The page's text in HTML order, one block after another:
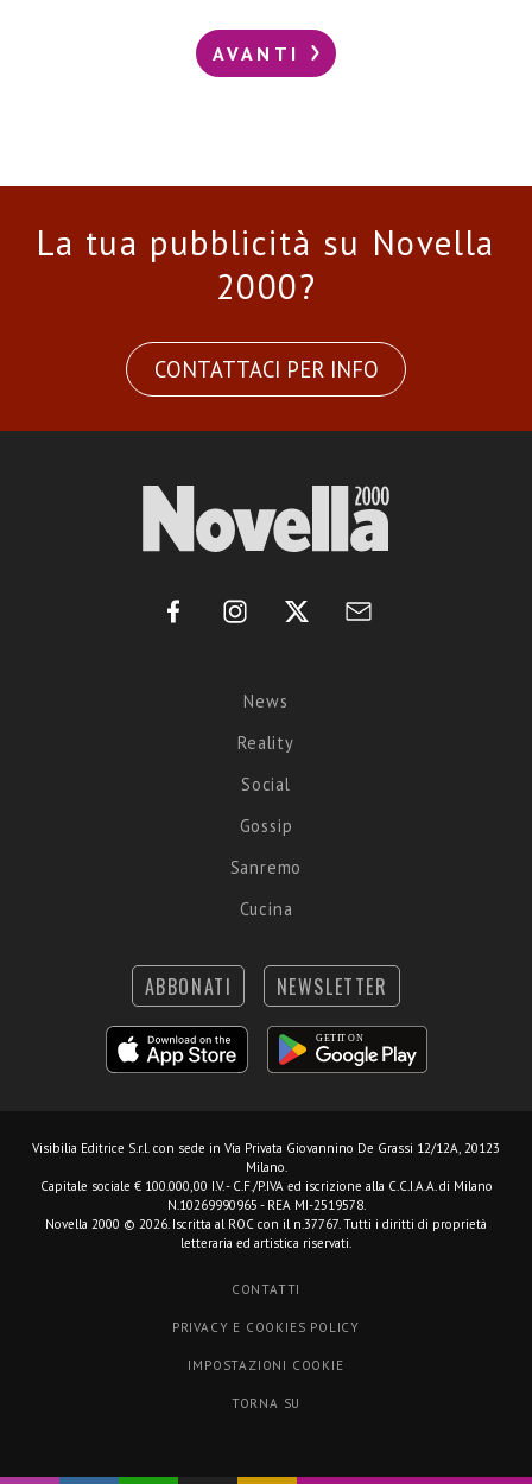
AVANTI
La tua pubblicità su Novella
2000?
CONTATTACI PER INFO
News
Reality
Social
Gossip
Sanremo
Cucina
ABBONATI NEWSLETTER
Visibilia Editrice S.r.l. con sede in Via Privata Giovannino De Grassi 12/12A, 20123
Milano.
Capitale sociale € 100.000,00 I.V. - C.F./P.IVA ed iscrizione alla C.C.I.A.A. di Milano
N.10269990965 - REA MI-2519578.
Novella 2000 © 2026. Iscritta al ROC con il n.37767. Tutti i diritti di proprietà
letteraria ed artistica riservati.
CONTATTI
PRIVACY E COOKIES POLICY
IMPOSTAZIONI COOKIE
TORNA SU